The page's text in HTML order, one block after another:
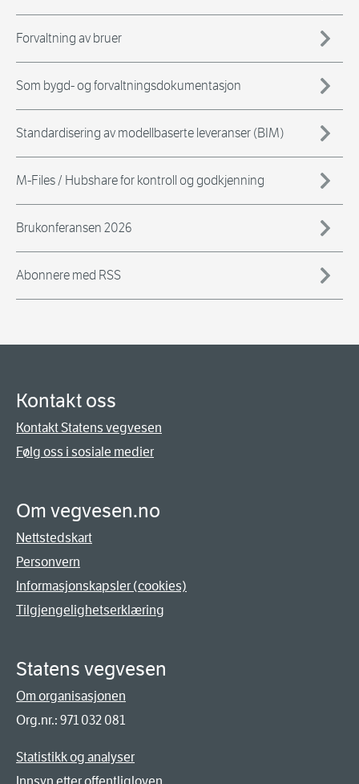
Forvaltning av bruer
Som bygd- og forvaltningsdokumentasjon
Standardisering av modellbaserte leveranser (BIM)
M-Files / Hubshare for kontroll og godkjenning
Brukonferansen 2026
Abonnere med RSS
Kontakt oss
Kontakt Statens vegvesen
Følg oss i sosiale medier
Om vegvesen.no
Nettstedskart
Personvern
Informasjonskapsler (cookies)
Tilgjengelighetserklæring
Statens vegvesen
Om organisasjonen
Org.nr.: 971 032 081
Statistikk og analyser